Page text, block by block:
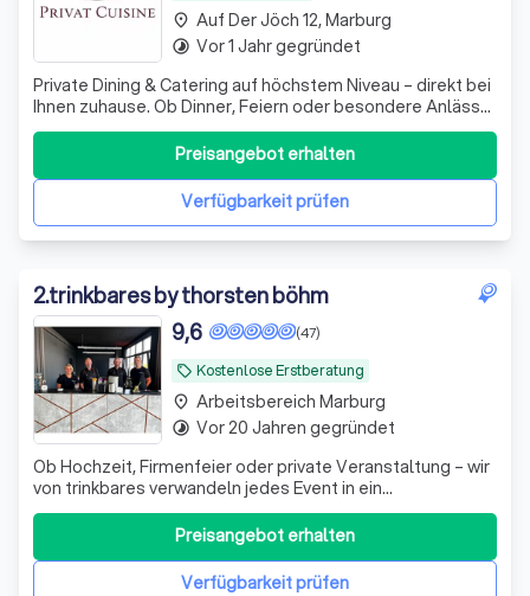
Private Dining & Catering auf höchstem Niveau – direkt bei
Ihnen zuhause. Ob Dinner, Feiern oder besondere Anlässe
– individuell, frisch und stilvoll. 👨🏽‍🍳🍳🥘🍝
Verfügbarkeit prüfen
Preisangebot erhalten
place Auf Der Jöch 12, Marburg
timelapse Vor 1 Jahr gegründet
2.trinkbares by thorsten böhm
local_offer Kostenlose Erstberatung
(47)
9,6
Ob Hochzeit, Firmenfeier oder private Veranstaltung – wir
von trinkbares verwandeln jedes Event in ein
unvergessliches Erlebnis. Mit unseren mobilen
Cocktailbars und erstklassigen Barkeepern bringen wir
nicht nur Drinks, sondern auch eine Atmosphäre voller
Genuss und Freude direkt zu euch. Unsere Le
Verfügbarkeit prüfen
Preisangebot erhalten
place Arbeitsbereich Marburg
timelapse Vor 20 Jahren gegründet